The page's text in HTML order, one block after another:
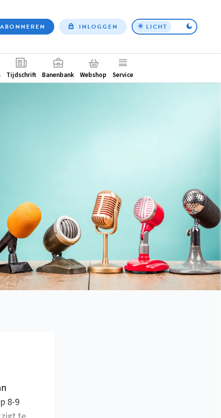
Top
ABONNEREN INLOGGEN LICHT
Tijdschrift Banenbank Webshop Service
8-9